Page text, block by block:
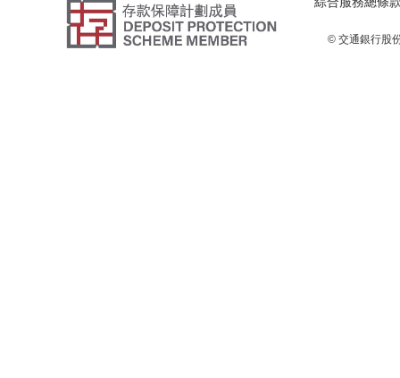
© 交通銀行股